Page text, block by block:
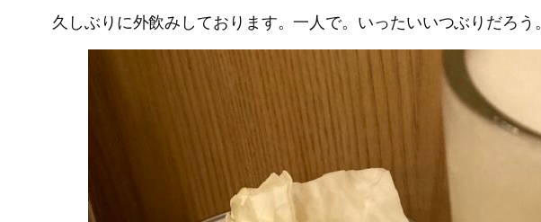
久しぶりに外飲みしております。一人で。いったいいつぶりだろう。